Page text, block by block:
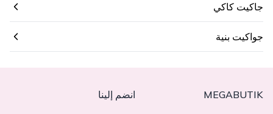
جاكيت كاكي
جواكيت بنية
MEGABUTIK انضم إلينا